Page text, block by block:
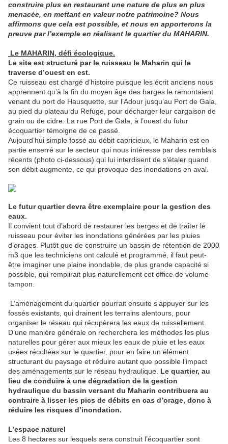
construire plus en restaurant une nature de plus en plus
menacée, en mettant en valeur notre patrimoine? Nous
affirmons que cela est possible, et nous en apporterons la
preuve par l’exemple en réalisant le quartier du MAHARIN.
Le MAHARIN, défi écologique.
Le site est structuré par le ruisseau le Maharin qui le
traverse d’ouest en est.
Ce ruisseau est chargé d’histoire puisque les écrit anciens nous
apprennent qu’à la fin du moyen âge des barges le remontaient
venant du port de Hausquette, sur l’Adour jusqu’au Port de Gala,
au pied du plateau du Refuge, pour décharger leur cargaison de
grain ou de cidre. La rue Port de Gala, à l’ouest du futur
écoquartier témoigne de ce passé.
Aujourd’hui simple fossé au débit capricieux, le Maharin est en
partie enserré sur le secteur qui nous intéresse par des remblais
récents (photo ci-dessous) qui lui interdisent de s’étaler quand
son débit augmente, ce qui provoque des inondations en aval.
Le futur quartier devra être exemplaire pour la gestion des
eaux.
Il convient tout d’abord de restaurer les berges et de traiter le
ruisseau pour éviter les inondations générées par les pluies
d’orages. Plutôt que de construire un bassin de rétention de 2000
m3 que les techniciens ont calculé et programmé, il faut peut-
être imaginer une plaine inondable, de plus grande capacité si
possible, qui remplirait plus naturellement cet office de volume
tampon.
L’aménagement du quartier pourrait ensuite s’appuyer sur les
fossés existants, qui drainent les terrains alentours, pour
organiser le réseau qui récupèrera les eaux de ruissellement.
D’une manière générale on recherchera les méthodes les plus
naturelles pour gérer aux mieux les eaux de pluie et les eaux
usées récoltées sur le quartier, pour en faire un élément
structurant du paysage et réduire autant que possible l’impact
des aménagements sur le réseau hydraulique. Le quartier, au
lieu de conduire à une dégradation de la gestion
hydraulique du bassin versant du Maharin contribuera au
contraire à lisser les pics de débits en cas d’orage, donc à
réduire les risques d’inondation.
L’espace naturel
Les 8 hectares sur lesquels sera construit l’écoquartier sont